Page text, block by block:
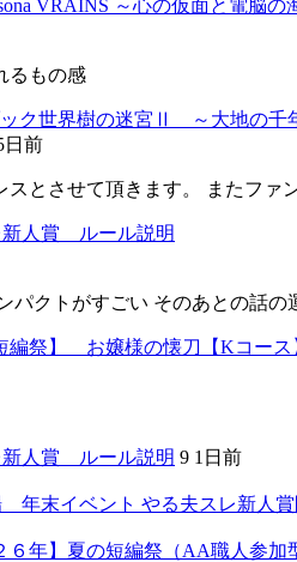
VRAINS ～心の仮面と電脳
るもの感
ック世界樹の迷宮Ⅱ ～大地の
日前
スとさせて頂きます。 またファ
新人賞 ルール説明
パクトがすごい そのあとの話
編祭】 お嬢様の懐刀【Kコース
新人賞 ルール説明 9 1日前
年末イベント やる夫スレ新人
６年】夏の短編祭（AA職人参加